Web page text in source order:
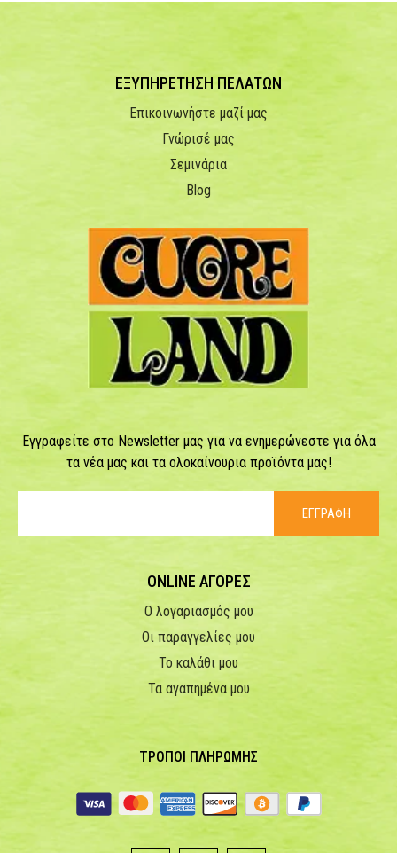
ΕΞΥΠΗΡΕΤΗΣΗ ΠΕΛΑΤΩΝ
Επικοινωνήστε μαζί μας
Γνώρισέ μας
Σεμινάρια
Blog
Εγγραφείτε στο Newsletter μας για να ενημερώνεστε για όλα
τα νέα μας και τα ολοκαίνουρια προϊόντα μας!
ΕΓΓΡΑΦΗ
ONLINE ΑΓΟΡΕΣ
Ο λογαριασμός μου
Οι παραγγελίες μου
Το καλάθι μου
Τα αγαπημένα μου
ΤΡΟΠΟΙ ΠΛΗΡΩΜΗΣ